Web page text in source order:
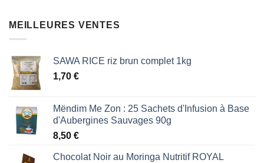
était : est :
MEILLEURES VENTES
SAWA RICE riz brun complet 1kg
1,70 €
Mëndim Me Zon : 25 Sachets d'Infusion à Base
d'Aubergines Sauvages 90g
8,50 €
Chocolat Noir au Moringa Nutritif ROYAL